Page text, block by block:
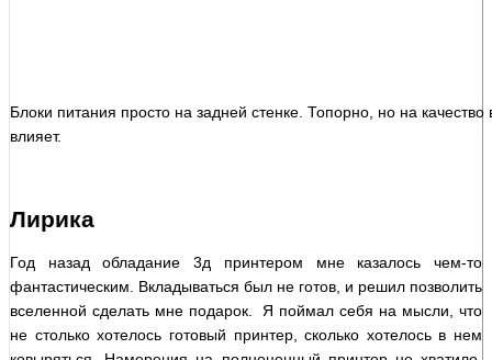
Блоки питания просто на задней стенке. Топорно, но на
влияет.
Лирика
Год назад обладание 3д принтером мне казалось чем-то
фантастическим. Вкладываться был не готов, и решил позволить
вселенной сделать мне подарок. Я поймал себя на мысли, что
не столько хотелось готовый принтер, сколько хотелось в нем